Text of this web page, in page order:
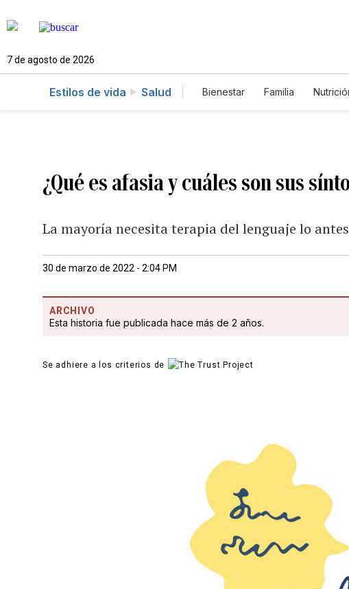
7 de agosto de 2026
Estilos de vida Salud Bienestar Familia
¿Qué es afasia y cuáles son sus
La mayoría necesita terapia del lenguaje lo
30 de marzo de 2022 - 2:04 PM
ARCHIVO
Esta historia fue publicada hace más de 2 años.
Se adhiere a los criterios de